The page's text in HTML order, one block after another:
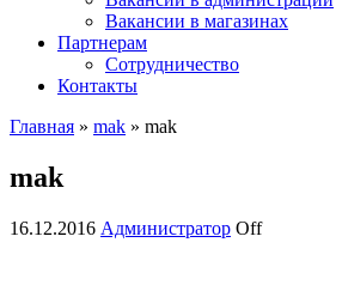
Вакансии в магазинах
Партнерам
Сотрудничество
Контакты
Главная » mak » mak
mak
16.12.2016 Администратор Off